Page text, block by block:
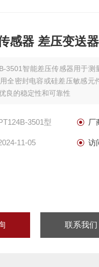
感器 差压变送器
3501智能差压传感器用于测
全密封电容或硅差压敏感元
良的稳定性和可靠性
3501型 厂
11-05 访
联系我们